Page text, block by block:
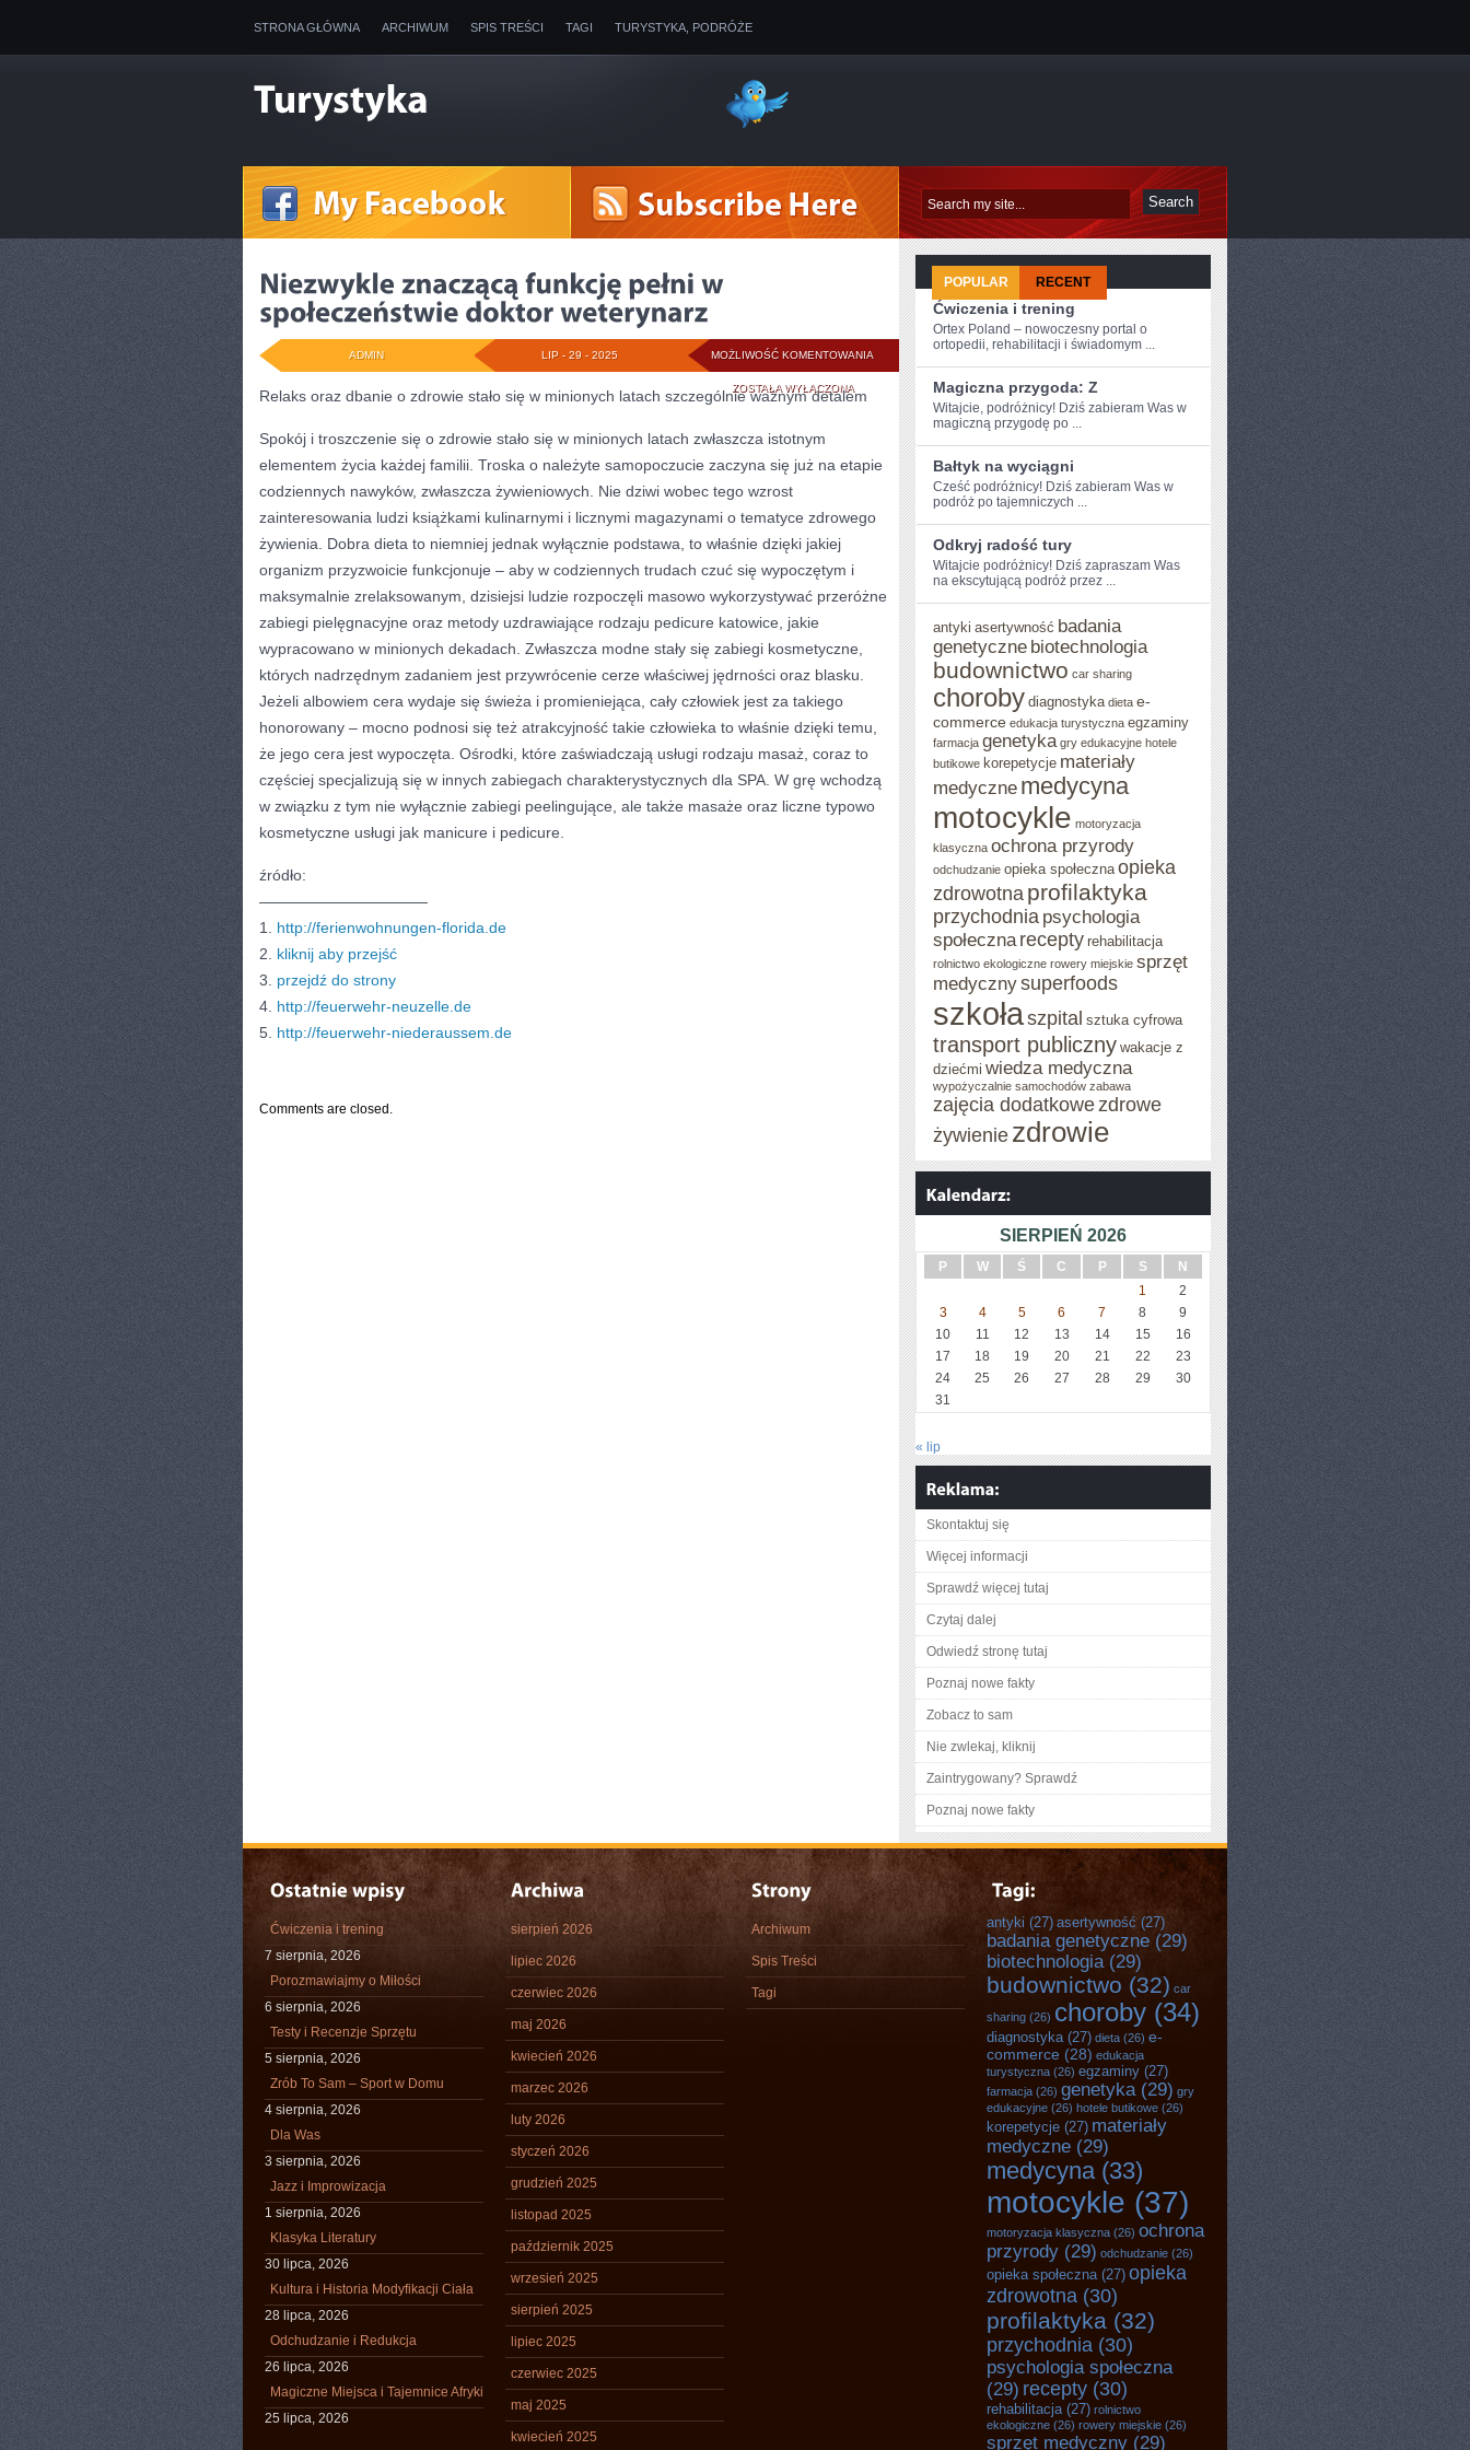
STRONA GŁÓWNA ARCHIWUM SPIS TREŚCI TAGI TURYSTYKA, PODRÓŻE
MOŻLIWOŚĆ KOMENTOWANIA NIEZWYKLE
ZNACZĄCĄ
FUNKCJĘ
PEŁNI
SPOŁECZEŃSTWIE
DOKTOR
WETERYNARZ
ZOSTAŁA WYŁĄCZONA
LIP - 29 - 2025
ADMIN
Relaks oraz dbanie o zdrowie stało się w minionych latach szczególnie ważnym detalem
Spokój i troszczenie się o zdrowie stało się w minionych latach zwłaszcza istotnym
elementem życia każdej familii. Troska o należyte samopoczucie zaczyna się już na etapie
codziennych nawyków, zwłaszcza żywieniowych. Nie dziwi wobec tego wzrost
zainteresowania ludzi książkami kulinarnymi i licznymi magazynami o tematyce zdrowego
żywienia. Dobra dieta to niemniej jednak wyłącznie podstawa, to właśnie dzięki jakiej
organizm przyzwoicie funkcjonuje – aby w codziennych trudach czuć się wypoczętym i
maksymalnie zrelaksowanym, dzisiejsi ludzie rozpoczęli masowo wykorzystywać przeróżne
zabiegi pielęgnacyjne oraz metody uzdrawiające rodzaju pedicure katowice, jakie
wypracowano w minionych dekadach. Zwłaszcza modne stały się zabiegi kosmetyczne,
których nadrzędnym zadaniem jest przywrócenie cerze właściwej jędrności oraz blasku.
Jeżeli albowiem cera wydaje się świeża i promieniejąca, cały człowiek jest za takiego
honorowany – mocno podnosi się też atrakcyjność takie człowieka to właśnie dzięki temu,
że jego cera jest wypoczęta. Ośrodki, które zaświadczają usługi rodzaju masaż, coraz to
częściej specjalizują się w innych zabiegach charakterystycznych dla SPA. W grę wchodzą
w związku z tym nie wyłącznie zabiegi peelingujące, ale także masaże oraz liczne typowo
kosmetyczne usługi jak manicure i pedicure.
źródło:
———————————
1. http://ferienwohnungen-florida.de
2. kliknij aby przejść
3. przejdź do strony
4. http://feuerwehr-neuzelle.de
5. http://feuerwehr-niederaussem.de
Comments are closed.
POPULAR RECENT
Ćwiczenia i trening
Ortex Poland – nowoczesny portal o
ortopedii, rehabilitacji i świadomym ...
Magiczna przygoda: Z
Witajcie, podróżnicy! Dziś‍ zabieram Was w
magiczną ⁤przygodę ‌po ...
Bałtyk na wyciągni
Cześć podróżnicy! ​Dziś​ zabieram Was w
‌podróż po⁣ tajemniczych ...
Odkryj radość tury
Witajcie podróżnicy! Dziś zapraszam Was
na ekscytującą podróż przez ...
antyki asertywność badania
genetyczne biotechnologia
budownictwo car sharing
choroby diagnostyka dieta e-
commerce edukacja turystyczna egzaminy
farmacja genetyka gry edukacyjne hotele
butikowe korepetycje materiały
medyczne medycyna
motocykle motoryzacja
klasyczna ochrona przyrody
odchudzanie opieka społeczna opieka
zdrowotna profilaktyka
przychodnia psychologia
społeczna recepty rehabilitacja
rolnictwo ekologiczne rowery miejskie sprzęt
medycznysuperfoods
szkołaszpital sztuka cyfrowa
transport publiczny wakacje z
dziećmi wiedza medyczna
wypożyczalnie samochodów zabawa
zajęcia dodatkowezdrowe
żywienie zdrowie
SIERPIEŃ 2026
P W Ś C P S
N
1
2
3
4 5 6 7 8
9
10
11 12 13 14 15
16
17
18 19 20 21 22
23
24
25 26 27 28 29
30
31
« lip
Skontaktuj się
Więcej informacji
Sprawdź więcej tutaj
Czytaj dalej
Odwiedź stronę tutaj
Poznaj nowe fakty
Zobacz to sam
Nie zwlekaj, kliknij
Zaintrygowany? Sprawdź
Poznaj nowe fakty
Ćwiczenia i trening
7 sierpnia, 2026
Porozmawiajmy o Miłości
6 sierpnia, 2026
Testy i Recenzje Sprzętu
5 sierpnia, 2026
Zrób To Sam – Sport w Domu
4 sierpnia, 2026
Dla Was
3 sierpnia, 2026
Jazz i Improwizacja
1 sierpnia, 2026
Klasyka Literatury
30 lipca, 2026
Kultura i Historia Modyfikacji Ciała
28 lipca, 2026
Odchudzanie i Redukcja
26 lipca, 2026
Magiczne Miejsca i Tajemnice Afryki
25 lipca, 2026
sierpień 2026
lipiec 2026
czerwiec 2026
maj 2026
kwiecień 2026
marzec 2026
luty 2026
styczeń 2026
grudzień 2025
listopad 2025
październik 2025
wrzesień 2025
sierpień 2025
lipiec 2025
czerwiec 2025
maj 2025
kwiecień 2025
Archiwum
Spis Treści
Tagi
antyki (27) asertywność (27)
badania genetyczne (29)
biotechnologia (29)
budownictwo (32) car
sharing (26) choroby (34)
diagnostyka(27) dieta (26) e-
commerce (28) edukacja
turystyczna (26) egzaminy (27)
farmacja (26) genetyka (29) gry
edukacyjne (26) hotele butikowe (26)
korepetycje (27) materiały
medyczne (29)
medycyna(33)
motocykle (37)
motoryzacja klasyczna (26) ochrona
przyrody (29) odchudzanie (26)
opieka społeczna(27) opieka
zdrowotna (30)
profilaktyka (32)
przychodnia (30)
psychologia społeczna
(29) recepty (30)
rehabilitacja(27) rolnictwo
ekologiczne (26) rowery miejskie (26)
sprzęt medyczny (29)